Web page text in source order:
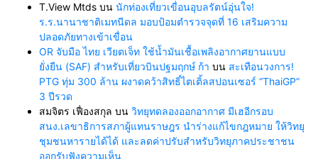
T.View Mtds บน นักท่องเที่ยวเขื่อนอุบลรัตน์อุ่นใจ!
ร.ร.นานาชาติเมทนีดล มอบป้อมตำรวจจุดที่ 16 เสริมความ
ปลอดภัยทางเข้าเขื่อน
OR จับมือ ไทย เวียตเจ็ท ใช้น้ำมันเชื้อเพลิงอากาศยานแบบ
ยั่งยืน (SAF) สำหรับเที่ยวบินปฐมฤกษ์ ก้า บน สะเทือนวงการ!
PTG ทุ่ม 300 ล้าน ผงาดคว้าสิทธิ์ไตเติ้ลสปอนเซอร์ “ThaiGP”
3 ปีรวด
สมจิตร เฟื่องสกุล บน วิทยุทดลองออกอากาศ มีเฮอีกรอบ
สนง.เลขาธิการสภาผู้แทนราษฎร นำร่างแก้ไขกฎหมาย ให้วิทยุ
ชุมชนหารายได้ได้ และลดค่าปรับสำหรับวิทยุภาคประชาชน
ออกรับฟังความเห็น